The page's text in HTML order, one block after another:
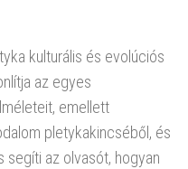
kulturális és evolúciós
az egyes
emellett
pletykakincséből, és
segíti az olvasót, hogyan